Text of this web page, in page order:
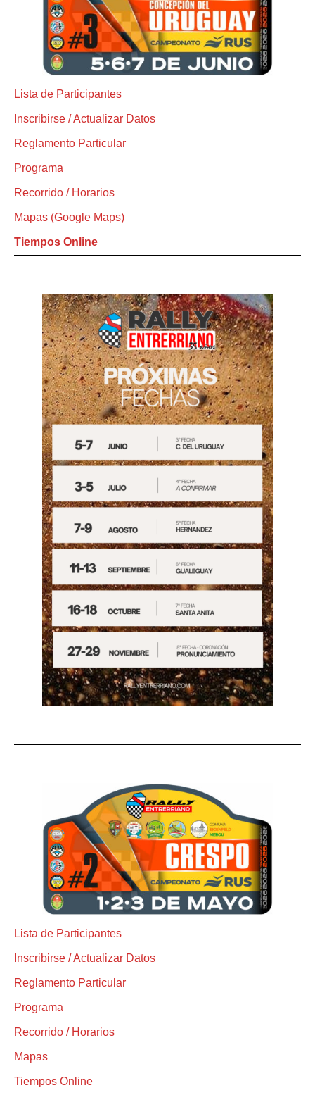
Lista de Participantes
Inscribirse / Actualizar Datos
Reglamento Particular
Programa
Recorrido / Horarios
Mapas (Google Maps)
Tiempos Online
Lista de Participantes
Inscribirse / Actualizar Datos
Reglamento Particular
Programa
Recorrido / Horarios
Mapas
Tiempos Online